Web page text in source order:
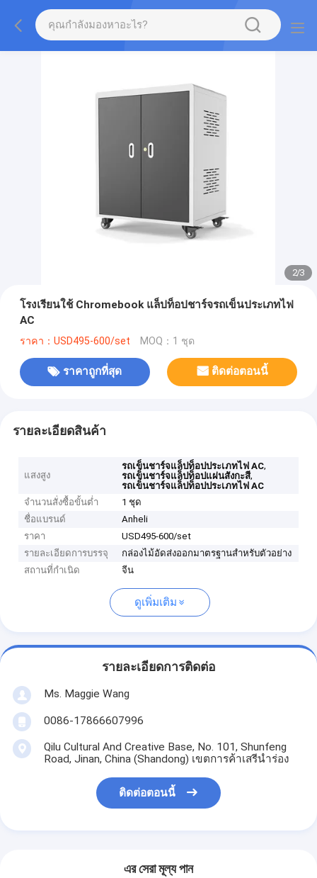
2/3
โรงเรียนใช้ Chromebook แล็ปท็อปชาร์จรถเข็นประเภทไฟ
AC
ราคา：USD495-600/set MOQ：1 ชุด
ราคาถูกที่สุด ติดต่อตอนนี้
รายละเอียดสินค้า
แสงสูง
รถเข็นชาร์จแล็ปท็อปประเภทไฟ AC,
รถเข็นชาร์จแล็ปท็อปแผ่นสังกะสี,
รถเข็นชาร์จแล็ปท็อปประเภทไฟ AC
จำนวนสั่งซื้อขั้นต่ำ
1 ชุด
ชื่อแบรนด์
Anheli
ราคา
USD495-600/set
รายละเอียดการบรรจุ
กล่องไม้อัดส่งออกมาตรฐานสำหรับตัวอย่าง
สถานที่กำเนิด
จีน
ดูเพิ่มเติม
รายละเอียดการติดต่อ
Ms. Maggie Wang
0086-17866607996
Qilu Cultural And Creative Base, No. 101, Shunfeng
Road, Jinan, China (Shandong) เขตการค้าเสรีนำร่อง
ติดต่อตอนนี้
এর সেরা মূল্য পান